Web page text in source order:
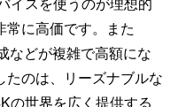
常に高価です。また
などが複雑で高額にな
たのは、リーズナブルな
の世界を広く提供する